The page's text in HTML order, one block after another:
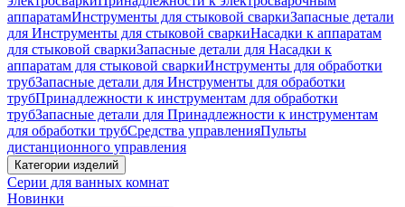
аппаратамИнструменты для стыковой сваркиЗапасные детали
для Инструменты для стыковой сваркиНасадки к аппаратам
для стыковой сваркиЗапасные детали для Насадки к
аппаратам для стыковой сваркиИнструменты для обработки
трубЗапасные детали для Инструменты для обработки
трубПринадлежности к инструментам для обработки
трубЗапасные детали для Принадлежности к инструментам
для обработки трубСредства управленияПульты
дистанционного управления
Категории изделий
Серии для ванных комнат
Новинки